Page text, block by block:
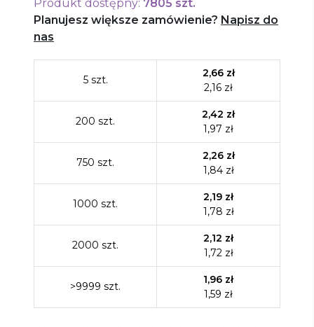
Produkt dostępny: 7805 szt.
Planujesz większe zamówienie? Napisz do
nas
5 szt.
2,66 zł
2,16 zł
200 szt.
2,42 zł
1,97 zł
750 szt.
2,26 zł
1,84 zł
1000 szt.
2,19 zł
1,78 zł
2000 szt.
2,12 zł
1,72 zł
>9999 szt.
1,96 zł
1,59 zł